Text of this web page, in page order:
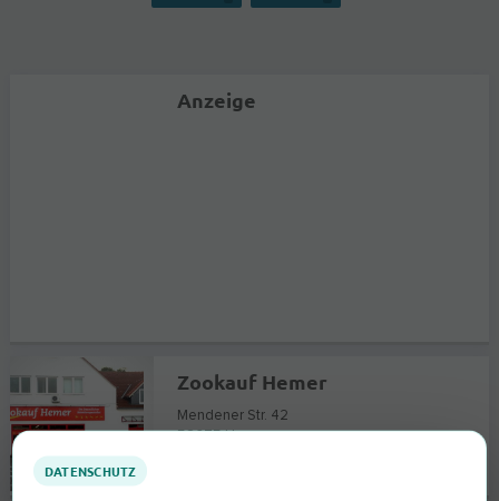
Anzeige
Zookauf Hemer
Mendener Str. 42
58675 Hemer